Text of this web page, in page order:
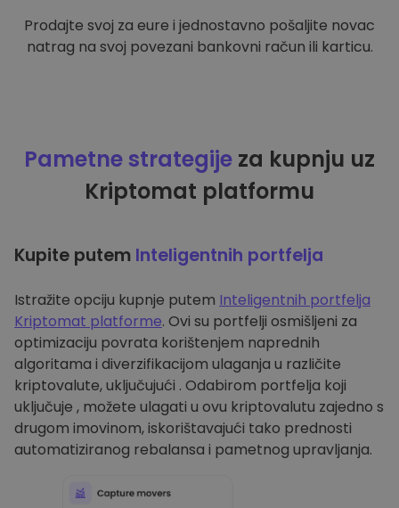
Prodajte svoj za eure i jednostavno pošaljite novac
natrag na svoj povezani bankovni račun ili karticu.
Pametne strategije za kupnju uz
Kriptomat platformu
Kupite putem Inteligentnih portfelja
Istražite opciju kupnje putem Inteligentnih portfelja
Kriptomat platforme. Ovi su portfelji osmišljeni za
optimizaciju povrata korištenjem naprednih
algoritama i diverzifikacijom ulaganja u različite
kriptovalute, uključujući . Odabirom portfelja koji
uključuje , možete ulagati u ovu kriptovalutu zajedno s
drugom imovinom, iskorištavajući tako prednosti
automatiziranog rebalansa i pametnog upravljanja.